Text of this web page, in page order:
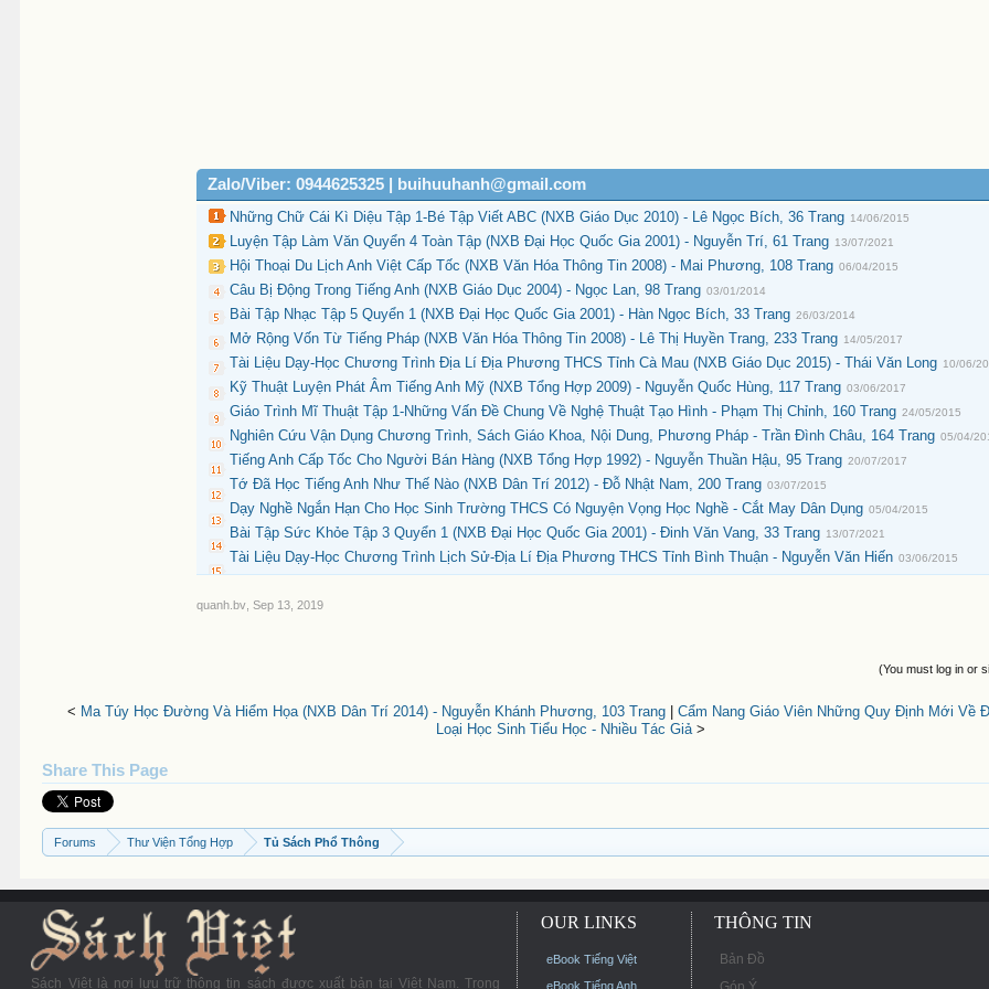
Zalo/Viber: 0944625325 | buihuuhanh@gmail.com
Những Chữ Cái Kì Diệu Tập 1-Bé Tập Viết ABC (NXB Giáo Dục 2010) - Lê Ngọc Bích, 36 Trang 14/06/2015
Luyện Tập Làm Văn Quyển 4 Toàn Tập (NXB Đại Học Quốc Gia 2001) - Nguyễn Trí, 61 Trang 13/07/2021
Hội Thoại Du Lịch Anh Việt Cấp Tốc (NXB Văn Hóa Thông Tin 2008) - Mai Phương, 108 Trang 06/04/2015
Câu Bị Động Trong Tiếng Anh (NXB Giáo Dục 2004) - Ngọc Lan, 98 Trang 03/01/2014
Bài Tập Nhạc Tập 5 Quyển 1 (NXB Đại Học Quốc Gia 2001) - Hàn Ngọc Bích, 33 Trang 26/03/2014
Mở Rộng Vốn Từ Tiếng Pháp (NXB Văn Hóa Thông Tin 2008) - Lê Thị Huyền Trang, 233 Trang 14/05/2017
Tài Liệu Dạy-Học Chương Trình Địa Lí Địa Phương THCS Tỉnh Cà Mau (NXB Giáo Dục 2015) - Thái Văn Long 10/06/
Kỹ Thuật Luyện Phát Âm Tiếng Anh Mỹ (NXB Tổng Hợp 2009) - Nguyễn Quốc Hùng, 117 Trang 03/06/2017
Giáo Trình Mĩ Thuật Tập 1-Những Vấn Đề Chung Về Nghệ Thuật Tạo Hình - Phạm Thị Chỉnh, 160 Trang 24/05/2015
Nghiên Cứu Vận Dụng Chương Trình, Sách Giáo Khoa, Nội Dung, Phương Pháp - Trần Đình Châu, 164 Trang 05/04/
Tiếng Anh Cấp Tốc Cho Người Bán Hàng (NXB Tổng Hợp 1992) - Nguyễn Thuần Hậu, 95 Trang 20/07/2017
Tớ Đã Học Tiếng Anh Như Thế Nào (NXB Dân Trí 2012) - Đỗ Nhật Nam, 200 Trang 03/07/2015
Dạy Nghề Ngắn Hạn Cho Học Sinh Trường THCS Có Nguyện Vọng Học Nghề - Cắt May Dân Dụng 05/04/2015
Bài Tập Sức Khỏe Tập 3 Quyển 1 (NXB Đại Học Quốc Gia 2001) - Đinh Văn Vang, 33 Trang 13/07/2021
Tài Liệu Dạy-Học Chương Trình Lịch Sử-Địa Lí Địa Phương THCS Tỉnh Bình Thuận - Nguyễn Văn Hiến 03/06/2015
quanh.bv Sep 13, 2019
(You must log in or
< Ma Túy Học Đường Và Hiểm Họa (NXB Dân Trí 2014) - Nguyễn Khánh Phương, 103 Trang
Cẩm Nang Giáo Viên Những Quy Định Mới Về
Loại Học Sinh Tiểu Học - Nhiều Tác Giả>
Share This Page
Forums Thư Viện Tổng Hợp Tủ Sách Phổ Thông
Sách Việt là nơi lưu trữ thông tin sách được xuất bản tại Việt Nam. Trong
OUR LINKS
eBook Tiếng Việt
eBook Tiếng Anh
THÔNG TIN
Bản Đồ